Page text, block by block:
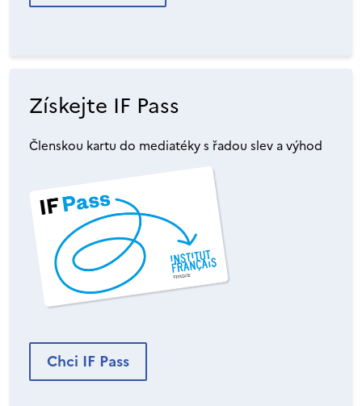
Získejte IF Pass
Členskou kartu do mediatéky s řadou slev a výhod
Chci IF Pass